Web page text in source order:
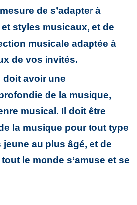
de s’adapter à
styles musicaux, et de
musicale adaptée à
de vos invités.
doit avoir une
de la musique,
musical. Il doit être
la musique pour tout type
au plus âgé, et de
le monde s’amuse et se